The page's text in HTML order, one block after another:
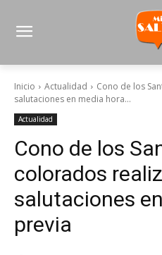
Inicio Actualidad
Cono de los
salutaciones en media hora...
Actualidad
Cono de los
colorados
salutaciones
previa